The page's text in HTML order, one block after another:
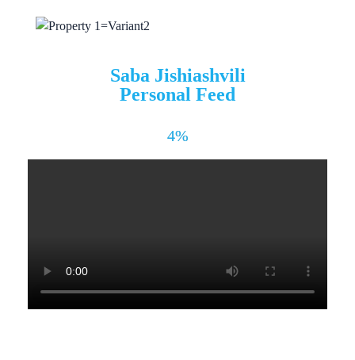
Saba Jishiashvili
Personal Feed
4%